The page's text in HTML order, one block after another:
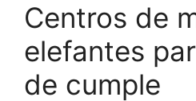
Centros de
elefantes
de cumple